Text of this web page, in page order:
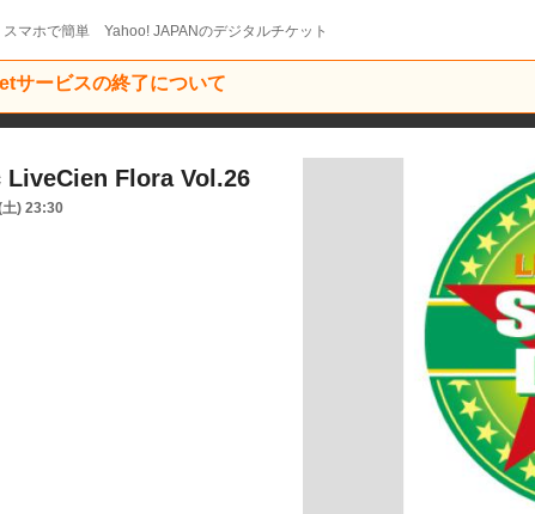
スマホで簡単 Yahoo! JAPANのデジタルチケット
サービスの終了について
Flora Vol.26
) 23:30